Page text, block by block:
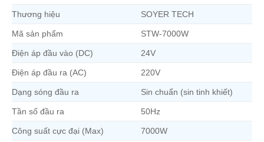
Thương hiệu SOYER TECH
Mã sản phẩm STW-7000W
Điện áp đầu vào (DC) 24V
Điện áp đầu ra (AC) 220V
Dạng sóng đầu ra Sin chuẩn (sin tinh khiết)
Tần số đầu ra 50Hz
Công suất cực đại (Max) 7000W